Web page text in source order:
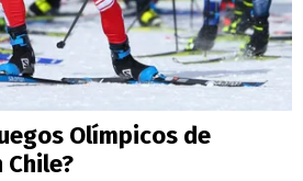
Olímpicos de